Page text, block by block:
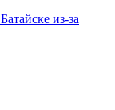
из-за